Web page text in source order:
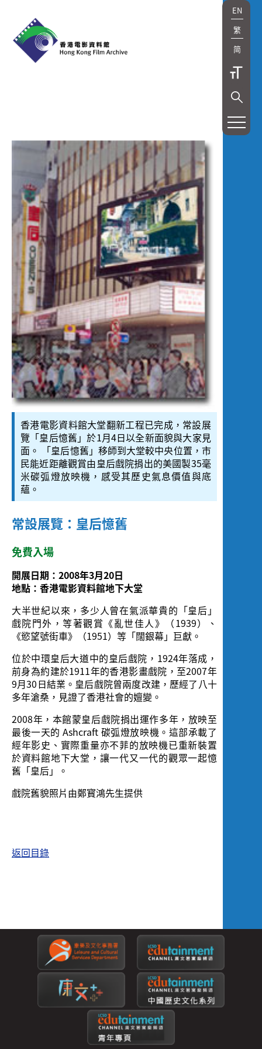
EN
繁
简
覽
放
映
Exhibition
and
Screening
香港電影資料館大堂翻新工程已完成，常設展
覽「皇后憶舊」於1月4日以全新面貌與大家見
面。 「皇后憶舊」移師到大堂較中央位置，市
民能近距離觀賞由皇后戲院捐出的美國製35毫
米碳弧燈放映機，感受其歷史氣息價值與底
蘊。
常設展覽：皇后憶舊
免費入場
開展日期：2008年3月20日
地點：香港電影資料館地下大堂
大半世紀以來，多少人曾在氣派華貴的「皇后」
戲院門外，等著觀賞《亂世佳人》（1939）、
《慾望號街車》（1951）等「闊銀幕」巨獻。
位於中環皇后大道中的皇后戲院，1924年落成，
前身為約建於1911年的香港影畫戲院，至2007年
9月30日結業。皇后戲院曾兩度改建， 歷經了八十
多年滄桑，見證了香港社會的嬗變。
2008年，本館蒙皇后戲院捐出運作多年，放映至
最後一天的 Ashcraft 碳弧燈放映機。這部承載了
經年影史、 實際重量亦不菲的放映機已重新裝置
於資料館地下大堂，讓一代又一代的觀眾一起憶
舊「皇后」。
戲院舊貌照片由鄭寳鴻先生提供
返回目錄